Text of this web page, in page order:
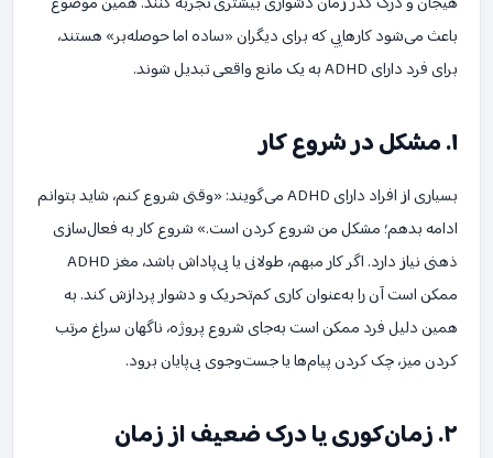
باعث می‌شود کارهایی که برای دیگران «ساده اما حوصله‌بر» هستند،
برای فرد دارای ADHD به یک مانع واقعی تبدیل شوند.
۱. مشکل در شروع کار
بسیاری از افراد دارای ADHD می‌گویند: «وقتی شروع کنم، شاید بتوانم
ادامه بدهم؛ مشکل من شروع کردن است.» شروع کار به فعال‌سازی
ذهنی نیاز دارد. اگر کار مبهم، طولانی یا بی‌پاداش باشد، مغز ADHD
ممکن است آن را به‌عنوان کاری کم‌تحریک و دشوار پردازش کند. به
همین دلیل فرد ممکن است به‌جای شروع پروژه، ناگهان سراغ مرتب
کردن میز، چک کردن پیام‌ها یا جست‌وجوی بی‌پایان برود.
۲. زمان‌کوری یا درک ضعیف از زمان